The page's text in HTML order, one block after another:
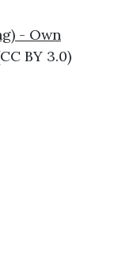
- Own
BY 3.0)